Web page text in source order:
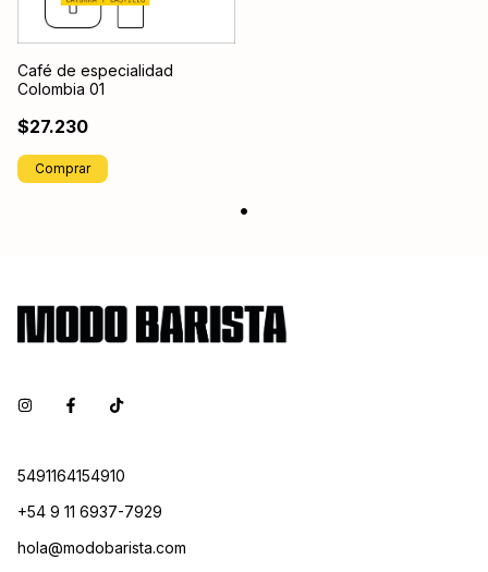
Café de especialidad
Colombia 01
$27.230
Comprar
5491164154910
+54 9 11 6937-7929
hola@modobarista.com